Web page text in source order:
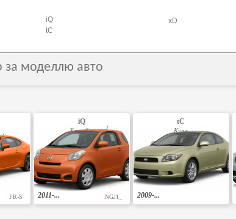
iQ
tC
xD
за моделлю авто
FR-S
iQ
Хетчбек
2011-... NGJ1_
tC
Купе
2009-...